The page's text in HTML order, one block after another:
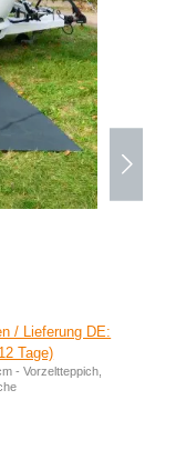
/ Lieferung DE:
Tage)
- Vorzeltteppich,